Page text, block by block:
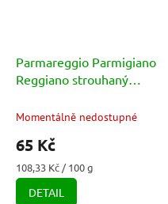
Parmareggio Parmigiano
Reggiano strouhaný
Momentálně nedostupné
65 Kč
Měrná
cena:
108,33 Kč / 100 g
DETAIL